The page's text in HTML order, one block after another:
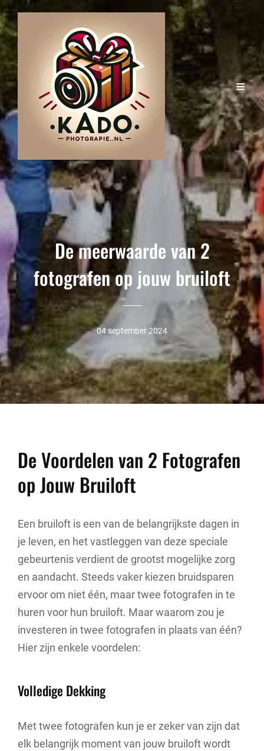
De meerwaarde van 2
fotografen op jouw bruiloft
04 september 2024
De Voordelen van 2 Fotografen
op Jouw Bruiloft
Een bruiloft is een van de belangrijkste dagen in
je leven, en het vastleggen van deze speciale
gebeurtenis verdient de grootst mogelijke zorg
en aandacht. Steeds vaker kiezen bruidsparen
ervoor om niet één, maar twee fotografen in te
huren voor hun bruiloft. Maar waarom zou je
investeren in twee fotografen in plaats van één?
Hier zijn enkele voordelen:
Volledige Dekking
Met twee fotografen kun je er zeker van zijn dat
elk belangrijk moment van jouw bruiloft wordt